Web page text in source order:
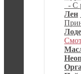
- С
Лен